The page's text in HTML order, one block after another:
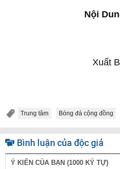
Nội
Xuất
Trung tâm Bóng đá cộng đồng
Bình luận của độc giả
Ý KIẾN CỦA BẠN (1000 KÝ TỰ)